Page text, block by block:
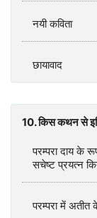
नयी कविता
छायावाद
10. किस कथन से
परम्परा दाय के
सचेष्ट प्रयत्न
परम्परा में अतीत